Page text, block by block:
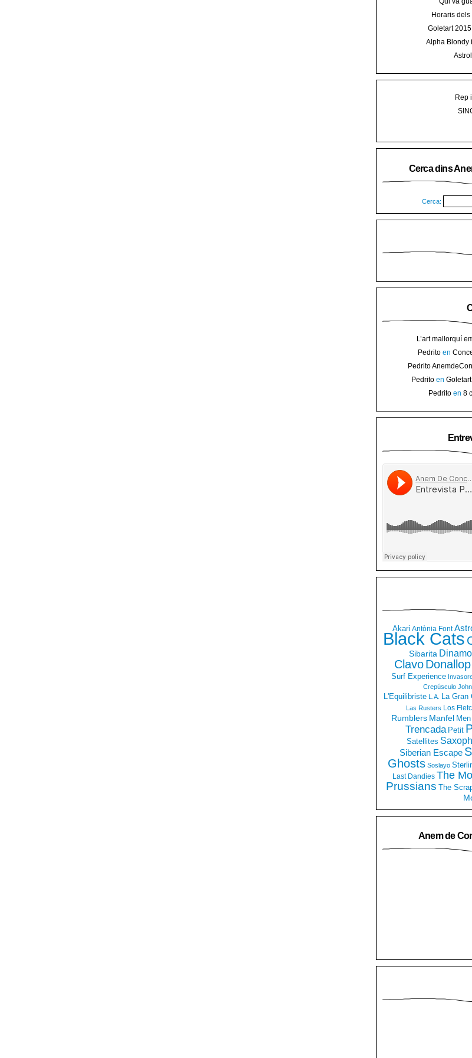
Horaris
Goletart
encetarà la LI
Alpha Blondy
concert al
Rep
Cerca dins
Cerca:
L’art mallorquí
carrer de
Pedrito en
Pedrito
presenten nou disc
Pedrito en
Pedrito en 8
Akari Antònia Font
Black Cats
Sibarita Dinamo
ClavoDonallop
Surf Experience
Crepúsculo
L'Equilibriste L.A. La Gran
Las Rusters Los
Rumblers Manfel Men
Trencada Petit
Satellites
Siberian Escape
Ghosts Soslayo
Last Dandies The
Prussians The
Anem de